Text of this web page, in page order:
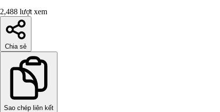
2,488 lượt xem
Chia sẻ
Sao chép liên kết